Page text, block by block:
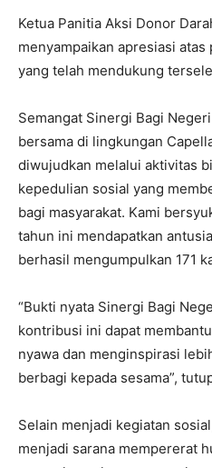
Ketua Panitia Aksi Donor
menyampaikan apresiasi
yang telah mendukung
Semangat Sinergi Bagi
bersama di lingkungan
diwujudkan melalui aktivitas
kepedulian sosial yang
bagi masyarakat. Kami
tahun ini mendapatkan
berhasil mengumpulkan 171
“Bukti nyata Sinergi Bagi
kontribusi ini dapat
nyawa dan menginspirasi
berbagi kepada sesama”,
Selain menjadi kegiatan
menjadi sarana mempererat